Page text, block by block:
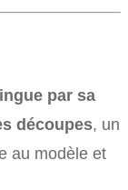
par sa
découpes, un
au modèle et